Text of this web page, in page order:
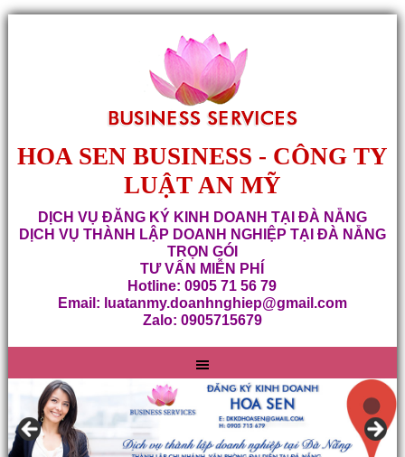
HOA SEN BUSINESS - CÔNG TY
LUẬT AN MỸ
DỊCH VỤ ĐĂNG KÝ KINH DOANH TẠI ĐÀ NẴNG
DỊCH VỤ THÀNH LẬP DOANH NGHIỆP TẠI ĐÀ NẴNG
TRỌN GÓI
TƯ VẤN MIỄN PHÍ
Hotline: 0905 71 56 79
Email: luatanmy.doanhnghiep@gmail.com
Zalo: 0905715679